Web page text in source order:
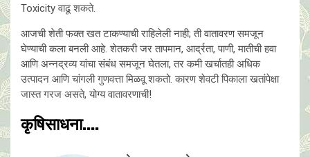
Toxicity वाढू शकते.
आजची शेती फक्त खत टाकण्याची राहिलेली नाही; ती वातावरण समजून
घेण्याची कला बनली आहे. शेतकरी जर तापमान, आर्द्रता, पाणी, मातीची हवा
आणि अन्नद्रव्य यांचा संबंध समजून घेतला, तर कमी खर्चातही अधिक
उत्पादन आणि चांगली गुणवत्ता मिळवू शकतो. कारण शेवटी पिकाला खतांपेक्षा
जास्त गरज असते, योग्य वातावरणाची!
कृषिसाधना....